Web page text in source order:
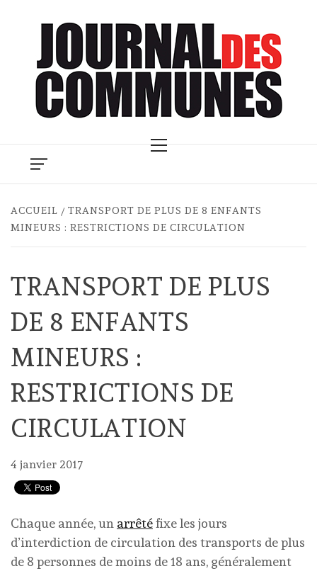
Menu
ACCUEIL
TRANSPORT DE PLUS DE 8 ENFANTS
MINEURS : RESTRICTIONS DE CIRCULATION
TRANSPORT DE PLUS
DE 8 ENFANTS
MINEURS :
RESTRICTIONS DE
CIRCULATION
4 janvier 2017
Chaque année, un arrêtéfixe les jours
d’interdiction de circulation des transports de plus
de 8 personnes de moins de 18 ans, généralement